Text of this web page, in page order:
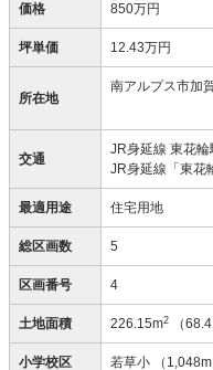
価格 850万円
坪単価 12.43万円
所在地
南アルプス市加
交通
JR身延線 東花
JR身延線「東花
最適用途 住宅用地
総区画数 5
区画番号 4
土地面積 226.15m2 （
小学校区 若草小 （1,048m